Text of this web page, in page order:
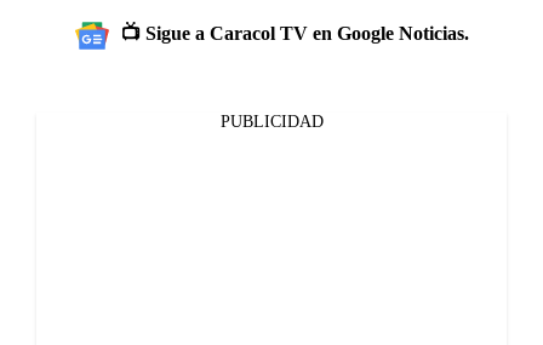
📺 Sigue a Caracol TV en Google Noticias.
PUBLICIDAD